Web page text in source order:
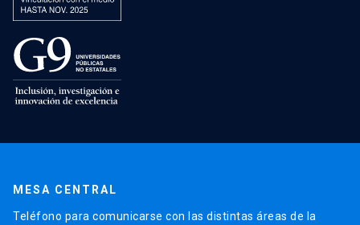
MESA CENTRAL
Teléfono para comunicarse con las distintas áreas de la